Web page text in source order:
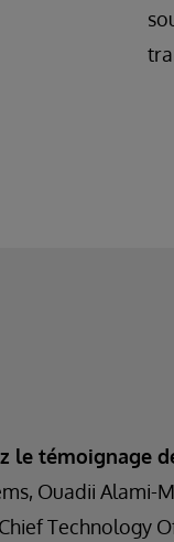
le témoignage
Ouadii Alami-
Technology